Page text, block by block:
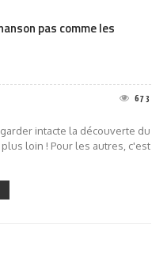
pas comme les
673
intacte la découverte du
loin ! Pour les autres, c'est